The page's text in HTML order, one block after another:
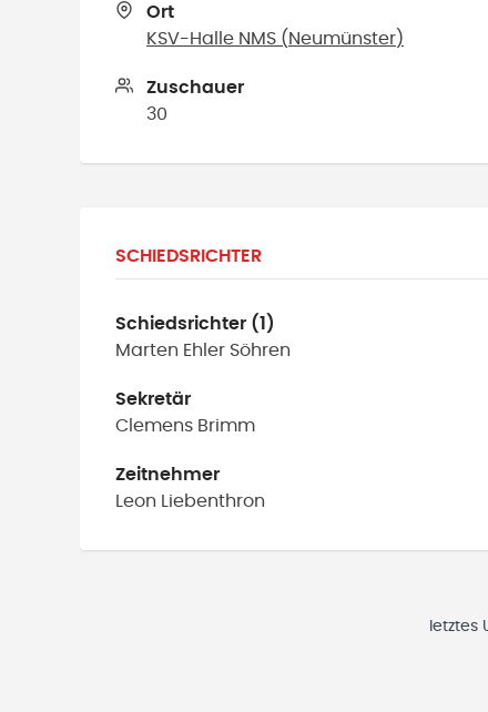
Ort
KSV-Halle NMS ( Neumünster)
Zuschauer
30
SCHIEDSRICHTER
Schiedsrichter (1)
Marten Ehler Söhren
Sekretär
Clemens Brimm
Zeitnehmer
Leon
Liebenthron
letztes